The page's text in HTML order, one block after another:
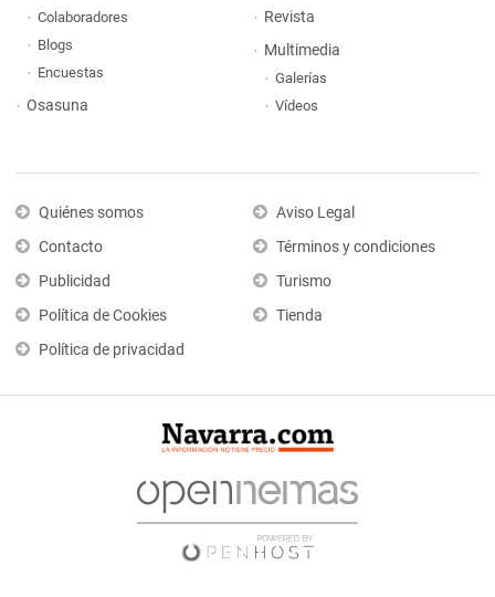
Colaboradores
Blogs
Encuestas
Osasuna
Revista
Multimedia
Galerías
Vídeos
Quiénes somos
Contacto
Publicidad
Política de Cookies
Política de privacidad
Aviso Legal
Términos y condiciones
Turismo
Tienda